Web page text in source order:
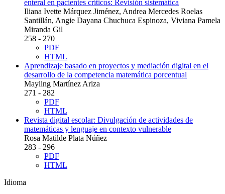
enteral en pacientes críticos: Revisión sistemática
Iliana Ivette Márquez Jiménez, Andrea Mercedes Roelas
Santillán, Angie Dayana Chuchuca Espinoza, Viviana Pamela
Miranda Gil
258 - 270
PDF
HTML
Aprendizaje basado en proyectos y mediación digital en el
desarrollo de la competencia matemática porcentual
Mayling Martínez Ariza
271 - 282
PDF
HTML
Revista digital escolar: Divulgación de actividades de
matemáticas y lenguaje en contexto vulnerable
Rosa Matilde Plata Núñez
283 - 296
PDF
HTML
Idioma